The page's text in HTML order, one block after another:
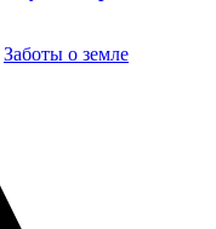
Заботы о земле